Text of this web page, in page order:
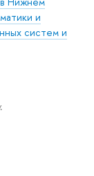
и
систем и